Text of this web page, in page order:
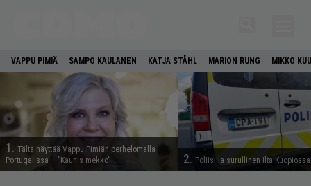
VAPPU PIMIÄ SAMPO KAULANEN KATJA STÅHL MARION RUNG MIKKO
1. Tältä näyttää Vappu Pimiän perhelomalla
Portugalissa – ”Kaunis mekko”
2. Poliisilla surullinen ilta